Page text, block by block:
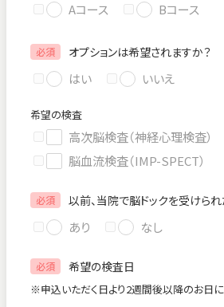
Aコース Bコース
必須 オプションは希望されますか？
はい いいえ
希望の検査
高次脳検査（神経心理検査）
脳血流検査（IMP-SPECT）
必須 以前、当院で脳ドックを受けら
あり なし
必須 希望の検査日
※申込いただく日より2週間後以降のお日に